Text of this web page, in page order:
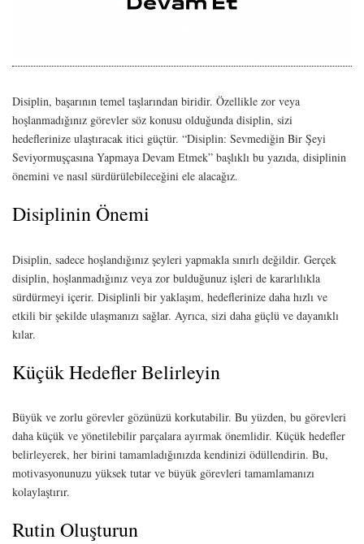
Disiplin, başarının temel taşlarından biridir. Özellikle zor veya
hoşlanmadığınız görevler söz konusu olduğunda disiplin, sizi
hedeflerinize ulaştıracak itici güçtür. “Disiplin: Sevmediğin Bir Şeyi
Seviyormuşçasına Yapmaya Devam Etmek” başlıklı bu yazıda, disiplinin
önemini ve nasıl sürdürülebileceğini ele alacağız.
Disiplinin Önemi
Disiplin, sadece hoşlandığınız şeyleri yapmakla sınırlı değildir. Gerçek
disiplin, hoşlanmadığınız veya zor bulduğunuz işleri de kararlılıkla
sürdürmeyi içerir. Disiplinli bir yaklaşım, hedeflerinize daha hızlı ve
etkili bir şekilde ulaşmanızı sağlar. Ayrıca, sizi daha güçlü ve dayanıklı
kılar.
Küçük Hedefler Belirleyin
Büyük ve zorlu görevler gözünüzü korkutabilir. Bu yüzden, bu görevleri
daha küçük ve yönetilebilir parçalara ayırmak önemlidir. Küçük hedefler
belirleyerek, her birini tamamladığınızda kendinizi ödüllendirin. Bu,
motivasyonunuzu yüksek tutar ve büyük görevleri tamamlamanızı
kolaylaştırır.
Rutin Oluşturun